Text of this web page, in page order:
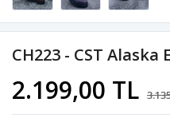
CH223 - CST Alaska
2.199,00 TL